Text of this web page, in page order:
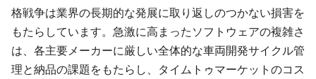
格戦争は業界の長期的な発展に取り返しのつかない損害を
もたらしています。急激に高まったソフトウェアの複雑さ
は、各主要メーカーに厳しい全体的な車両開発サイクル管
理と納品の課題をもたらし、タイムトゥマーケットのコス